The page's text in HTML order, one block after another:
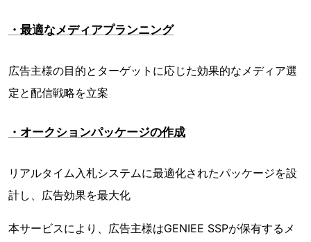
・最適なメディアプランニング
広告主様の目的とターゲットに応じた効果的なメディア選
定と配信戦略を立案
・オークションパッケージの作成
リアルタイム入札システムに最適化されたパッケージを設
計し、広告効果を最大化
本サービスにより、広告主様はGENIEE SSPが保有するメ